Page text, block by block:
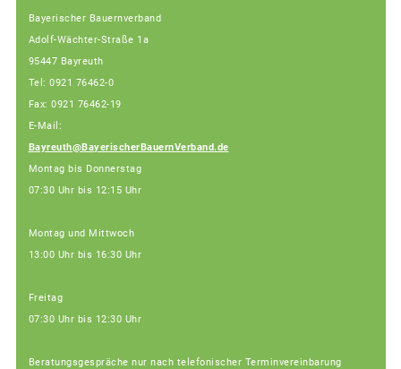
Bayerischer Bauernverband
Adolf-Wächter-Straße 1a
95447 Bayreuth
Tel: 0921 76462-0
Fax: 0921 76462-19
E-Mail:
Bayreuth@BayerischerBauernVerband.de
Montag bis Donnerstag
07:30 Uhr bis 12:15 Uhr
Montag und Mittwoch
13:00 Uhr bis 16:30 Uhr
Freitag
07:30 Uhr bis 12:30 Uhr
Beratungsgespräche nur nach telefonischer Terminvereinbarung